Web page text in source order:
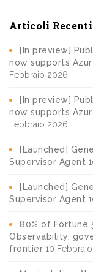
Articoli Recenti
[In preview]
now supports
Febbraio 2026
[In preview]
now supports
Febbraio 2026
[Launched]
Supervisor Agent
[Launched]
Supervisor Agent
80% of Fortune
Observability,
frontier 10